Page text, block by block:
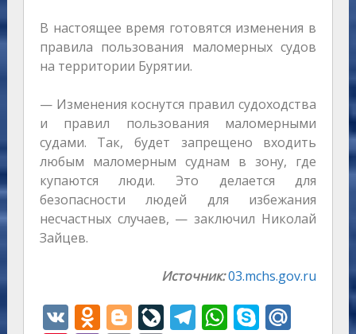
В настоящее время готовятся изменения в
правила пользования маломерных судов
на территории Бурятии.
— Изменения коснутся правил судоходства
и правил пользования маломерными
судами. Так, будет запрещено входить
любым маломерным суднам в зону, где
купаются люди. Это делается для
безопасности людей для избежания
несчастных случаев, — заключил Николай
Зайцев.
Источник:03.mchs.gov.ru
V O Bl Li T W S M